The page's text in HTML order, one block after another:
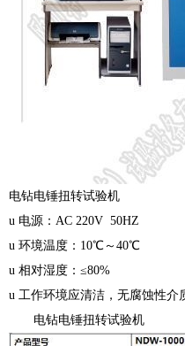
电钻电锤扭转试验机
u 电源：AC 220V 50HZ
u 环境温度：10℃～40℃
u 相对湿度：≤80%
u 工作环境应清洁，无腐蚀性介
电钻电锤扭转试验机